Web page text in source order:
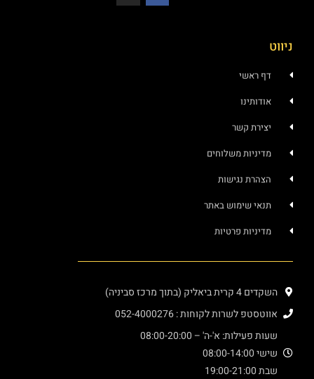
ניווט
דף ראשי
אודותינו
יצירת קשר
מדיניות משלוחים
הצהרת נגישות
תנאי שימוש באתר
מדיניות פרטיות
השקדים 4 קרית ביאליק (בתוך מרכז סביניה)
אווטסטפ לשרות לקוחות : 052-4000276
שעות פעילות: א'-ה' – 08:00-20:00
שישי 08:00-14:00
שבת 19:00-21:00